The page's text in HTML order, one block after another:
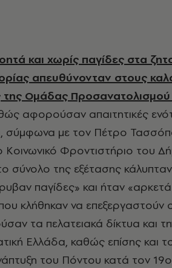
και χωρίς παγίδες στα
απευθύνονταν στους
Ομάδας Προσανατολισμού
αφορούσαν απαιτητικές
σύμφωνα με τον Πέτρο
Κοινωνικό Φροντιστήριο του
σύνολο της εξέτασης
παγίδες» και ήταν
κλήθηκαν να επεξεργαστούν
τα πελατειακά δίκτυα και
Ελλάδα, καθώς επίσης και
του Πόντου κατά τον